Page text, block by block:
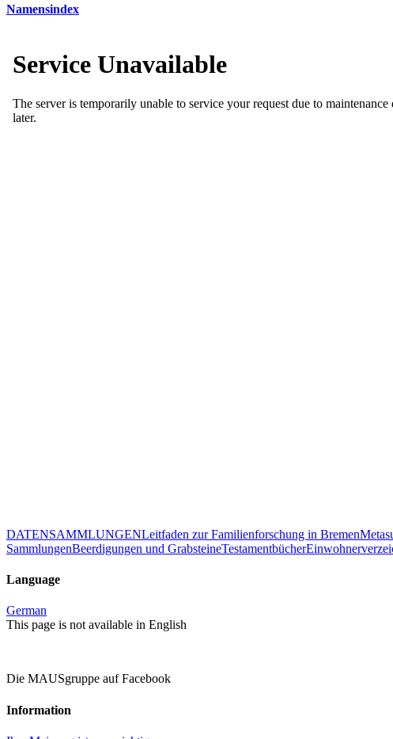
Namensindex
DATENSAMMLUNGENLeitfaden zur Familienforschung in Bremen
SammlungenBeerdigungen und GrabsteineTestamentbücher
Language
German
This page is not available in English
Die MAUSgruppe auf Facebook
Information